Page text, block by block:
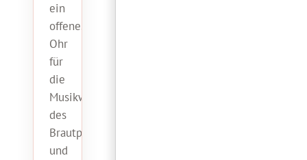
ein
offenes
Ohr
für
die
Musikwünsche
des
Brautpaares
und